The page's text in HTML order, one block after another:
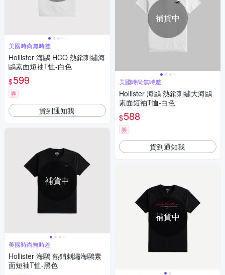
美國時尚無時差
Hollister 海鷗 HCO 熱銷刺繡海
鷗素面短袖T恤-白色
$599
券
貨到通知我
補貨中
美國時尚無時差
Hollister 海鷗 熱銷刺繡海鷗素
面短袖T恤-黑色
補貨中
美國時尚無時差
Hollister 海鷗 熱銷刺繡大海鷗
素面短袖T恤-白色
$588
券
貨到通知我
補貨中